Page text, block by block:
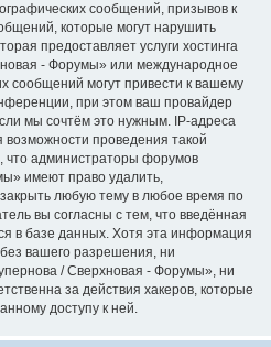
сообщений, призывов к
которые могут нарушить
предоставляет услуги хостинга
- Форумы» или международное
сообщений могут привести к вашему
при этом ваш провайдер
мы сочтём это нужным. IP-адреса
проведения такой
что администраторы форумов
имеют право удалить,
любую тему в любое время по
вы согласны с тем, что введённая
в базе данных. Хотя эта информация
вашего разрешения, ни
/ Сверхновая - Форумы», ни
за действия хакеров, которые
доступу к ней.